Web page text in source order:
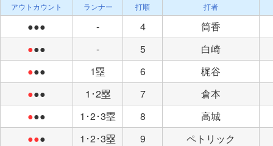
アウトカウント ランナー 打順 打者
●●● - 4
筒香
●●● - 5
白崎
●●● 1塁 6
梶谷
●●● 1･2塁 7
倉本
●●● 1･2･3塁 8
高城
●●● 1･2･3塁 9
ペトリック